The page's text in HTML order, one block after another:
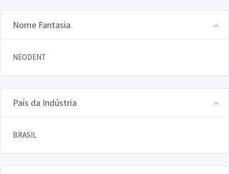
Nome Fantasia
NEODENT
País da Indústria
BRASIL